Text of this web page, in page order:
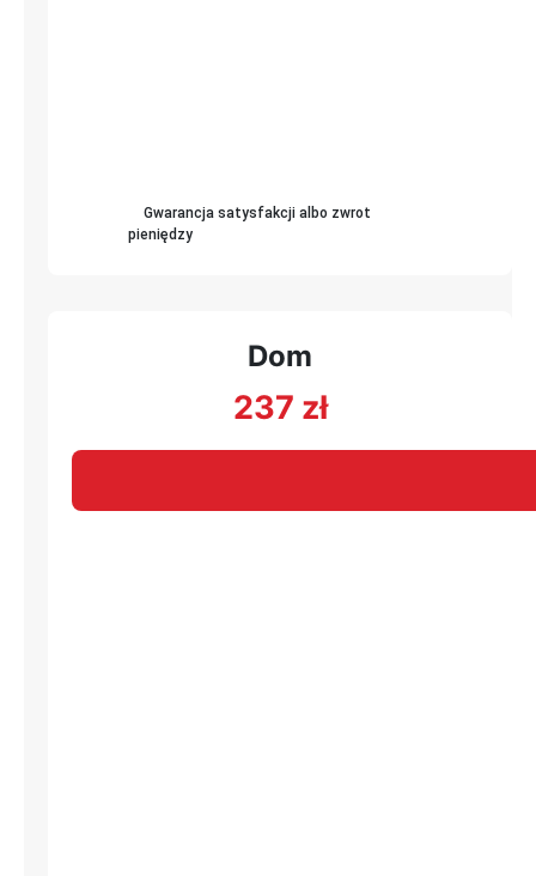
Gwarancja satysfakcji albo zwrot
pieniędzy
Dom
237 zł